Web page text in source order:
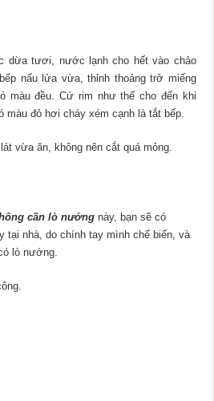
tươi, nước lạnh cho hết vào chảo
nấu lửa vừa, thỉnh thoảng trở miếng
màu đều. Cứ rim như thế cho đến khi
đỏ hơi cháy xém cạnh là tắt bếp.
vừa ăn, không nên cắt quá mỏng.
cần lò nướng này, bạn sẽ có
tại nhà, do chính tay mình chế biến, và
lò nướng.